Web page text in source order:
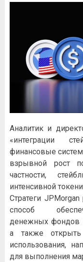
Аналитик и
«интеграции
финансовые
взрывной рост
частности,
интенсивной
Стратеги
способ
денежных фондов
а также
использования,
для выполнения